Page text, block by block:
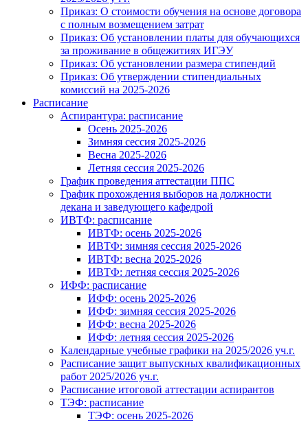
Приказ: О стоимости обучения на основе договора
с полным возмещением затрат
Приказ: Об установлении платы для обучающихся
за проживание в общежитиях ИГЭУ
Приказ: Об установлении размера стипендий
Приказ: Об утверждении стипендиальных
комиссий на 2025-2026
Расписание
Аспирантура: расписание
Осень 2025-2026
Зимняя сессия 2025-2026
Весна 2025-2026
Летняя сессия 2025-2026
График проведения аттестации ППС
График прохождения выборов на должности
декана и заведующего кафедрой
ИВТФ: расписание
ИВТФ: осень 2025-2026
ИВТФ: зимняя сессия 2025-2026
ИВТФ: весна 2025-2026
ИВТФ: летняя сессия 2025-2026
ИФФ: расписание
ИФФ: осень 2025-2026
ИФФ: зимняя сессия 2025-2026
ИФФ: весна 2025-2026
ИФФ: летняя сессия 2025-2026
Календарные учебные графики на 2025/2026 уч.г.
Расписание защит выпускных квалификационных
работ 2025/2026 уч.г.
Расписание итоговой аттестации аспирантов
ТЭФ: расписание
ТЭФ: осень 2025-2026